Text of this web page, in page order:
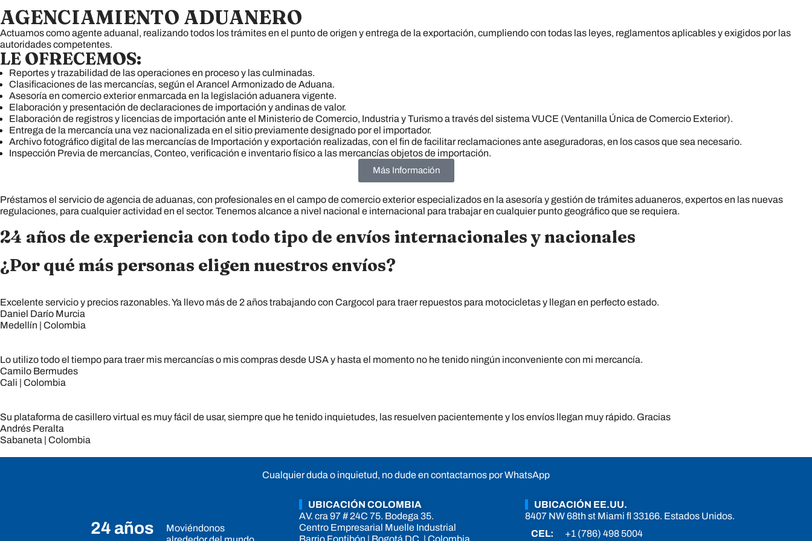
AGENCIAMIENTO ADUANERO
Actuamos como agente aduanal, realizando todos los trámites en el punto de origen y entrega de la exportación, cumpliendo con todas las leyes, reglamentos aplicables y exigidos por las
autoridades competentes.
LE OFRECEMOS:
Reportes y trazabilidad de las operaciones en proceso y las culminadas.
Clasificaciones de las mercancías, según el Arancel Armonizado de Aduana.
Asesoría en comercio exterior enmarcada en la legislación aduanera vigente.
Elaboración y presentación de declaraciones de importación y andinas de valor.
Elaboración de registros y licencias de importación ante el Ministerio de Comercio, Industria y Turismo a través del sistema VUCE (Ventanilla Única de Comercio Exterior).
Entrega de la mercancía una vez nacionalizada en el sitio previamente designado por el importador.
Archivo fotográfico digital de las mercancías de Importación y exportación realizadas, con el fin de facilitar reclamaciones ante aseguradoras, en los casos que sea necesario.
Inspección Previa de mercancías, Conteo, verificación e inventario físico a las mercancías objetos de importación.
Más Información
Préstamos el servicio de agencia de aduanas, con profesionales en el campo de comercio exterior especializados en la asesoría y gestión de trámites aduaneros, expertos en las nuevas
regulaciones, para cualquier actividad en el sector. Tenemos alcance a nivel nacional e internacional para trabajar en cualquier punto geográfico que se requiera.
24 años de experiencia con todo tipo de envíos internacionales y nacionales
¿Por qué más personas eligen nuestros envíos?
Excelente servicio y precios razonables. Ya llevo más de 2 años trabajando con Cargocol para traer repuestos para motocicletas y llegan en perfecto estado.
Daniel Darío Murcia
Medellín | Colombia
Lo utilizo todo el tiempo para traer mis mercancías o mis compras desde USA y hasta el momento no he tenido ningún inconveniente con mi mercancía.
Camilo Bermudes
Cali | Colombia
Su plataforma de casillero virtual es muy fácil de usar, siempre que he tenido inquietudes, las resuelven pacientemente y los envíos llegan muy rápido. Gracias
Andrés Peralta
Sabaneta | Colombia
Cualquier duda o inquietud, no dude en contactarnos por WhatsApp
24 años
Moviéndonos
UBICACIÓN COLOMBIA
AV. cra 97 # 24C 75. Bodega 35.
Centro Empresarial Muelle Industrial
Barrio Fontibón | Bogotá DC. | Colombia.
UBICACIÓN EE.UU.
8407 NW 68th st Miami fl 33166. Estados Unidos.
CEL:
+1 (786) 498 5004